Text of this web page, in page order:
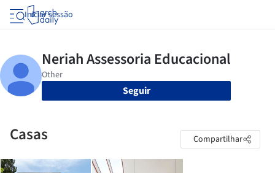
Iniciar sessão
Seguir
Casas Compartilhar